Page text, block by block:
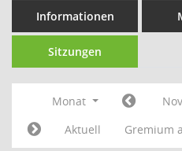
Informationen
Sitzungen
Monat
Aktuell
Gremium